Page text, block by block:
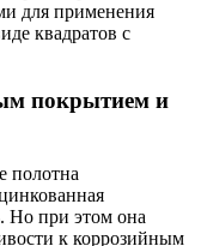
для применения
квадратов с
покрытием и
полотна
Но при этом она
к коррозийным